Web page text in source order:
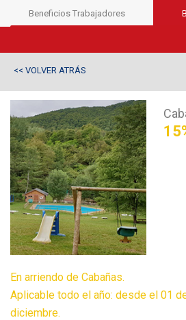
Beneficios Trabajadores
<< VOLVER ATRÁS
En arriendo de Cabañas.
Aplicable todo el año: desde el 01
diciembre.